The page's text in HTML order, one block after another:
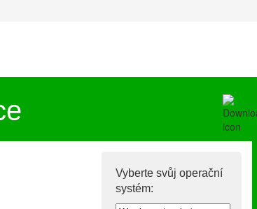
Vyberte svůj operační
systém: